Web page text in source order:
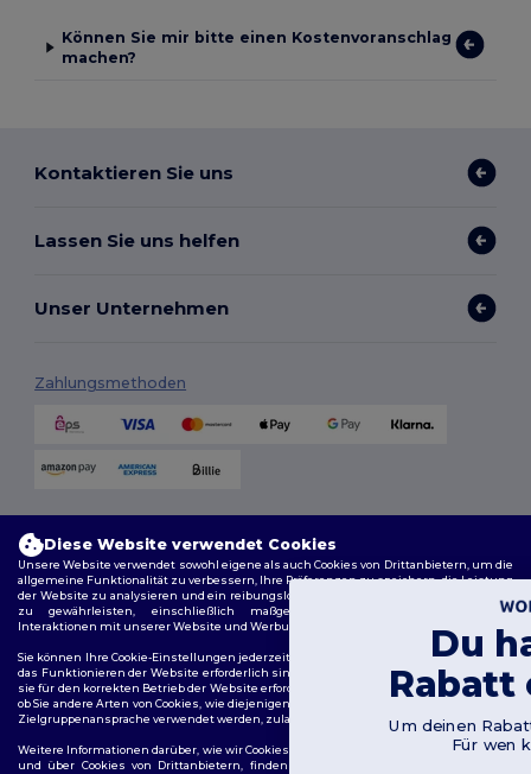
Können Sie mir bitte einen Kostenvoranschlag
machen?
Kontaktieren Sie uns
Lassen Sie uns helfen
Unser Unternehmen
Zahlungsmethoden
Folge uns
Diese Website verwendet Cookies
Unsere Website verwendet sowohl eigene als auch Cookies von Drittanbietern, um die
allgemeine Funktionalität zu verbessern, Ihre Präferenzen zu speichern, die Leistung
der Website zu analysieren und ein reibungsloses und personalisiertes Surferlebnis
zu gewährleisten, einschließlich maßgeschneidertem Inhalt, optimierten
Interaktionen mit unserer Website und Werbung.
Sie können Ihre Cookie-Einstellungen jederzeit verwalten. Essenzielle Cookies, die für
das Funktionieren der Website erforderlich sind, können nicht deaktiviert werden, da
sie für den korrekten Betrieb der Website erforderlich sind. Sie können jedoch wählen,
ob Sie andere Arten von Cookies, wie diejenigen, die für Personalisierung, Analyse und
Zielgruppenansprache verwendet werden, zulassen oder blockieren möchten.
Weitere Informationen darüber, wie wir Cookies verwenden, wie Sie diese kontrollieren
und über Cookies von Drittanbietern, finden Sie in unserer
Du hast 10€
Rabatt
Um deinen Rabatt zu sichern, sag
Für wen kaufst du ein?